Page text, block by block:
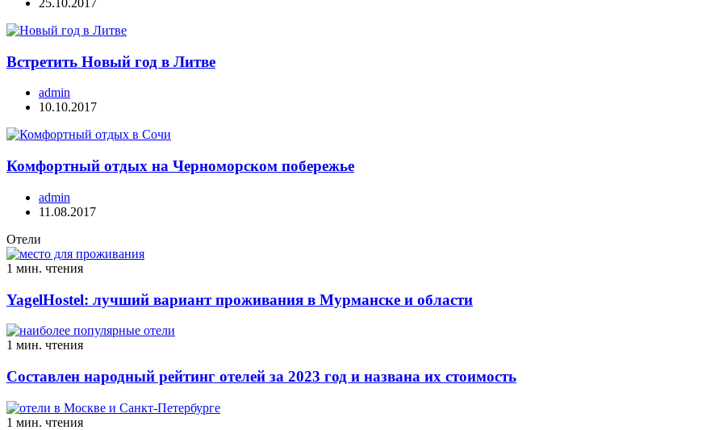
25.10.2017
Встретить Новый год в Литве
admin
10.10.2017
Комфортный отдых на Черноморском побережье
admin
11.08.2017
Отели
1 мин. чтения
YagelHostel: лучший вариант проживания в Мурманске и области
1 мин. чтения
Составлен народный рейтинг отелей за 2023 год и названа их стоимость
1 мин. чтения